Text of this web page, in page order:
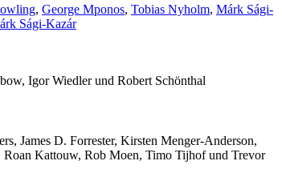
, George Mponos, Tobias Nyholm, Márk Sági-
Sági-Kazár
Igor Wiedler und Robert Schönthal
James D. Forrester, Kirsten Menger-Anderson,
Roan Kattouw, Rob Moen, Timo Tijhof und Trevor